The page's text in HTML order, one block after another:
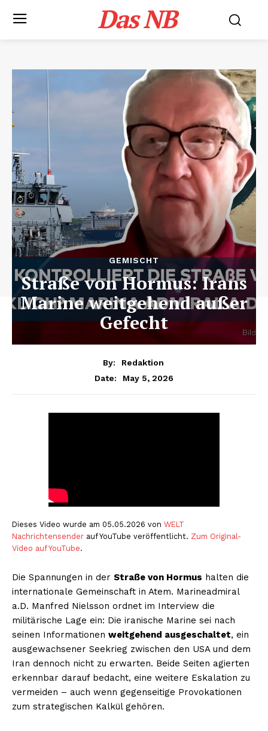
Das NB
GEMISCHT
Straße von Hormus: Irans
Marine weitgehend außer
Gefecht
By:
Redaktion
Date:
May 5, 2026
Dieses Video wurde am 05.05.2026 von WELT
Nachrichtensender auf YouTube veröffentlicht. Zum Original-
Video auf YouTube.
Die Spannungen in der Straße von Hormus halten die
internationale Gemeinschaft in Atem. Marineadmiral
a.D. Manfred Nielsson ordnet im Interview die
militärische Lage ein: Die iranische Marine sei nach
seinen Informationen weitgehend ausgeschaltet, ein
ausgewachsener Seekrieg zwischen den USA und dem
Iran dennoch nicht zu erwarten. Beide Seiten agierten
erkennbar darauf bedacht, eine weitere Eskalation zu
vermeiden – auch wenn gegenseitige Provokationen
zum strategischen Kalkül gehören.